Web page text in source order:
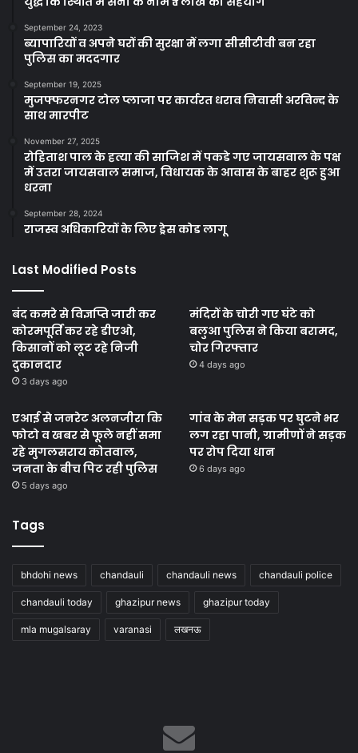
September 24, 2023
ब्यापारियों व अपने घरों की सुरक्षा में लगा सीसीटीवी बन रहा
पुलिस का मददगार
September 19, 2025
मुजफ्फरनगर टोल प्लाजा पर कार्यरत धराव निवासी अरविन्द के
साथ मारपीट
November 27, 2025
रोहिताश पाल के हत्या की साजिश में पकडे गए जायसवाल के पक्ष
में उतरा जायसवाल समाज, विधायक के आवास के बाहर शुरू हुआ
धरना
September 28, 2024
राजस्व अधिकारियों के लिए ड्रेस कोड लागू
Last Modified Posts
बंद कमरे से विज्ञप्ति जारी कर
कोरमपूर्ति कर रहे डीएओ,
किसानों को लूट रहे निजी
दुकानदार
3 days ago
मंदिरों के चोरी गए घंटे को
बलुआ पुलिस ने किया बरामद,
चोर गिरफ्तार
4 days ago
एआई से जनरेट अलनजीरा कि
फोटो व खबर से फूले नहीं समा
रहे मुगलसराय कोतवाल,
जनता के बीच पिट रही पुलिस
5 days ago
गांव के मेन सड़क पर घुटने भर
लग रहा पानी, ग्रामीणों ने सड़क
पर रोप दिया धान
6 days ago
Tags
bhdohi news chandauli chandauli news chandauli police
chandauli today ghazipur news ghazipur today
mla mugalsaray varanasi लखनऊ